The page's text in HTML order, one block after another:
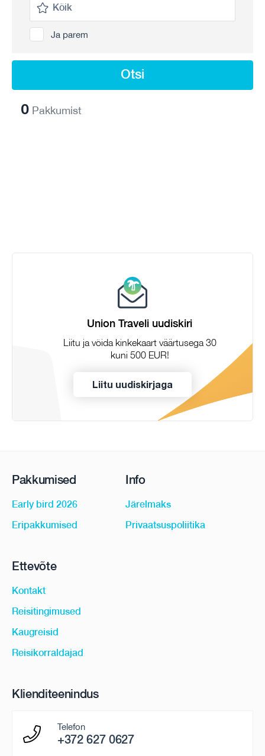
Ja parem
Otsi
0 Pakkumist
Union Traveli uudiskiri
Liitu ja võida kinkekaart väärtusega 30
kuni 500 EUR!
Liitu uudiskirjaga
Pakkumised
Early bird 2026
Eripakkumised
Info
Järelmaks
Privaatsuspoliitika
Ettevõte
Kontakt
Reisitingimused
Kaugreisid
Reisikorraldajad
Klienditeenindus
Telefon
+372 627 0627